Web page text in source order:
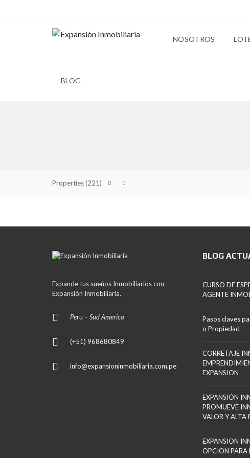
NOSOTROS
BLOG
Properties(221)
Expande tus sueños Inmobiliarios con
Expansión Inmobiliaria.
Peru – Sud America
(+51) 968680849
info@expansioninmobiliaria.com.pe
BLOG
CURSO DE
AGENTE
Pasos claves
o Propiedad
CORRETAJE
EXPANSION
EXPANSIÓN
PROMUEVE
VALOR Y ALTA
EXPANSION
OPCION PARA